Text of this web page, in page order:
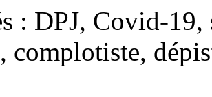
: DPJ, Covid-19,
complotiste,